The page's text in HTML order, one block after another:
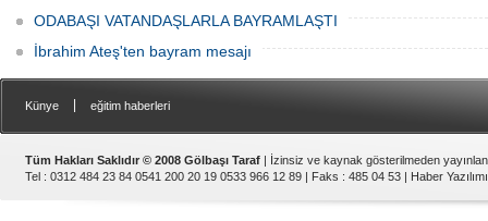
ODABAŞI VATANDAŞLARLA BAYRAMLAŞTI
İbrahim Ateş'ten bayram mesajı
Künye eğitim haberleri
Tüm Hakları Saklıdır © 2008 Gölbaşı Taraf | İzinsiz ve kaynak gösterilmeden
Tel : 0312 484 23 84 0541 200 20 19 0533 966 12 89 | Faks : 485 04 53 | Haber Yazılımı